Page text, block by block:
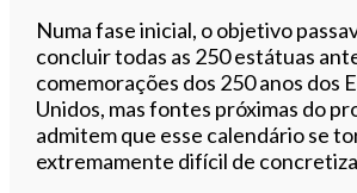
Numa fase inicial, o objetivo
concluir todas as 250 estátuas
comemorações dos 250 anos dos
Unidos, mas fontes próximas do
admitem que esse calendário se
extremamente difícil de